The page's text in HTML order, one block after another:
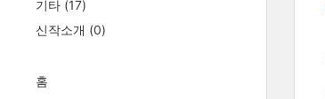
기타 (17)
신작소개 (0)
홈